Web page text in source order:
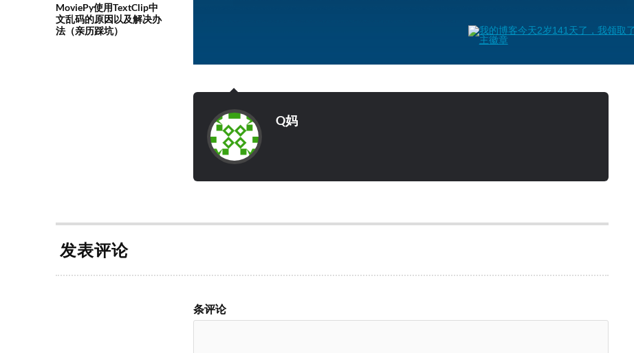
MoviePy使用TextClip中
文乱码的原因以及解决办
法（亲历踩坑）
Q妈
发表评论
条评论